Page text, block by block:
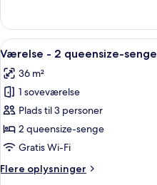
-
kingsize-
hjørneværelse
Indlæs
alle
billeder
af
Værelse
-
2
senge
4
Værelse - 2 queensize-senge
36 m²
1 soveværelse
Plads til 3 personer
2 queensize-senge
Gratis Wi-Fi
Flere oplysninger
Flere